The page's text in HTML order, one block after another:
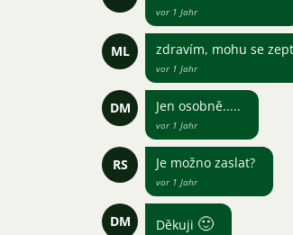
vor 1 Jahr
ML zdravím, mohu se
vor 1 Jahr
DM Jen osobně.....
vor 1 Jahr
RS Je možno zaslat?
vor 1 Jahr
DM Děkuji 🙂